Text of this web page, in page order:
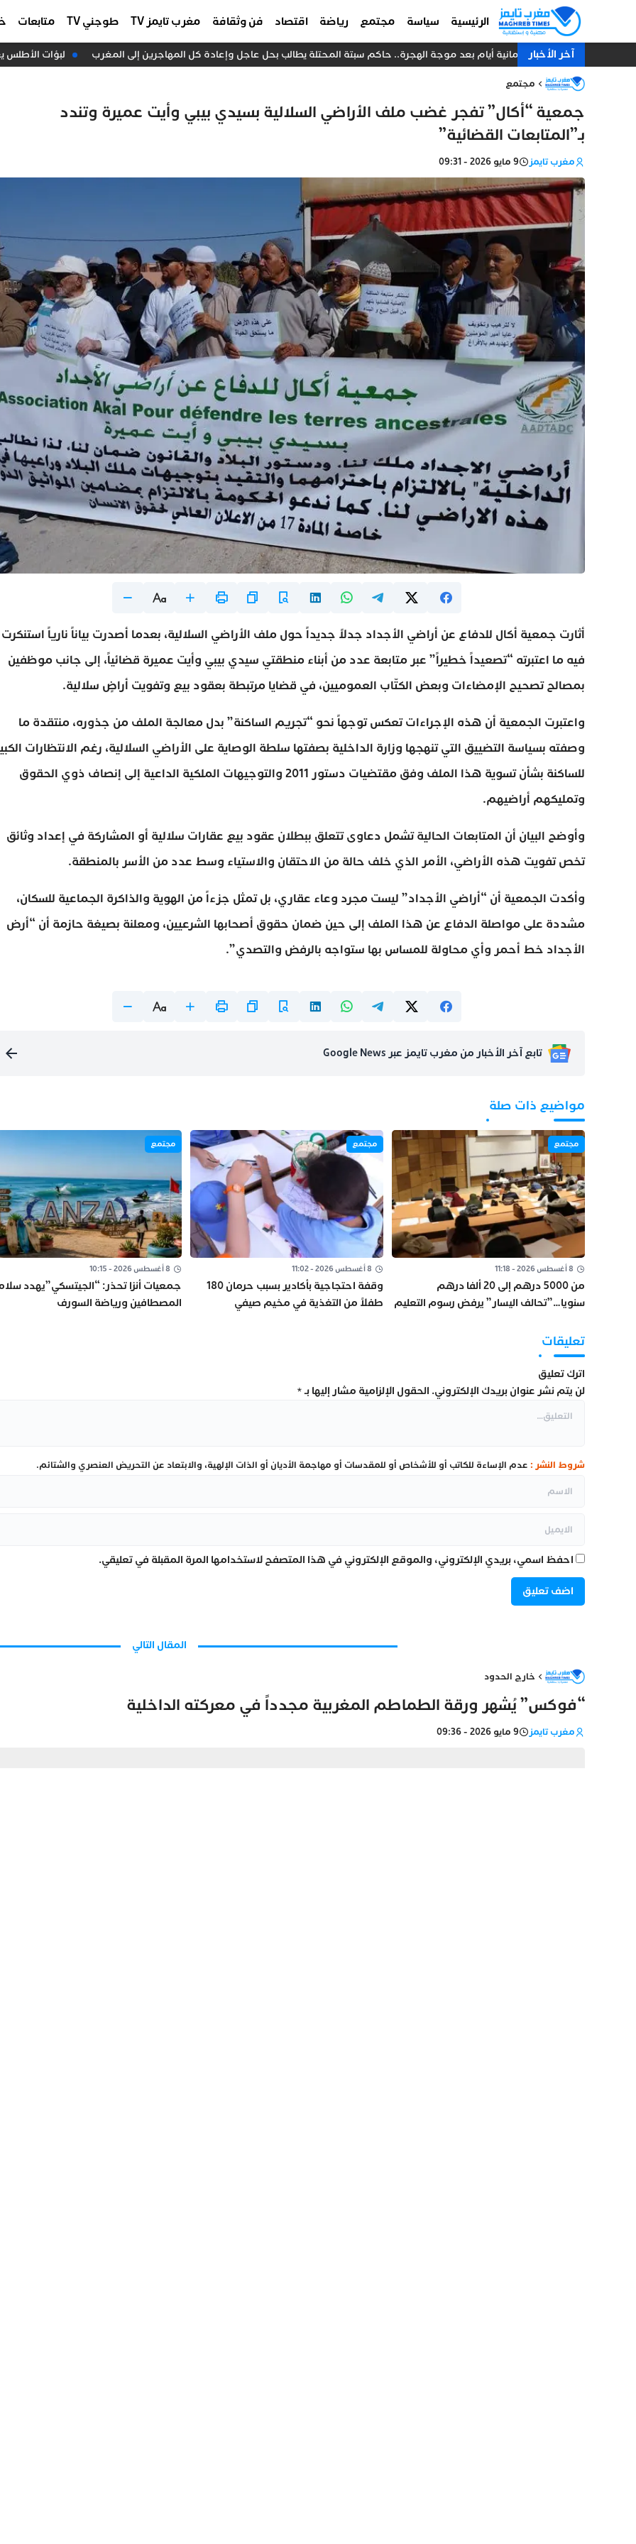
الرئيسية سياسة مجتمع رياضة اقتصاد فن وثقافة مغرب تايمز TV طوجني TV متابعات
آخر الأخبارثمانية أيام بعد موجة الهجرة.. حاكم سبتة المحتلة يطالب بحل عاجل وإعادة كل المهاجرين إلى المغرب لبؤات الأطلس
مجتمع
جمعية “أكال” تفجر غضب ملف الأراضي السلالية بسيدي بيبي وأيت عميرة وتندد
بـ”المتابعات القضائية”
مغرب تايمز 9 مايو 2026 - 09:31
أثارت جمعية أكال للدفاع عن أراضي الأجداد جدلاً جديداً حول ملف الأراضي السلالية، بعدما أصدرت بياناً نارياً استنكرت
فيه ما اعتبرته “تصعيداً خطيراً” عبر متابعة عدد من أبناء منطقتي سيدي بيبي وأيت عميرة قضائياً، إلى جانب موظفين
بمصالح تصحيح الإمضاءات وبعض الكتّاب العموميين، في قضايا مرتبطة بعقود بيع وتفويت أراضٍ سلالية.
واعتبرت الجمعية أن هذه الإجراءات تعكس توجهاً نحو “تجريم الساكنة” بدل معالجة الملف من جذوره، منتقدة ما
وصفته بسياسة التضييق التي تنهجها وزارة الداخلية بصفتها سلطة الوصاية على الأراضي السلالية، رغم الانتظارات
للساكنة بشأن تسوية هذا الملف وفق مقتضيات دستور 2011 والتوجيهات الملكية الداعية إلى إنصاف ذوي الحقوق
وتمليكهم أراضيهم.
وأوضح البيان أن المتابعات الحالية تشمل دعاوى تتعلق ببطلان عقود بيع عقارات سلالية أو المشاركة في إعداد وثائق
تخص تفويت هذه الأراضي، الأمر الذي خلف حالة من الاحتقان والاستياء وسط عدد من الأسر بالمنطقة.
وأكدت الجمعية أن “أراضي الأجداد” ليست مجرد وعاء عقاري، بل تمثل جزءاً من الهوية والذاكرة الجماعية للسكان،
مشددة على مواصلة الدفاع عن هذا الملف إلى حين ضمان حقوق أصحابها الشرعيين، ومعلنة بصيغة حازمة أن “أرض
الأجداد خط أحمر وأي محاولة للمساس بها ستواجه بالرفض والتصدي”.
تابع آخر الأخبار من مغرب تايمز عبر Google News
مواضيع ذات صلة
مجتمع
8 أغسطس 2026 - 11:18
من 5000 درهم إلى 20 ألفا درهم
سنويا…”تحالف اليسار” يرفض رسوم التعليم
مجتمع
8 أغسطس 2026 - 11:02
وقفة احتجاجية بأكادير بسبب حرمان 180
طفلاً من التغذية في مخيم صيفي
مجتمع
8 أغسطس 2026 - 10:15
جمعيات أنزا تحذر: “الجيتسكي”يهدد
المصطافين ورياضة السورف
تعليقات
اترك تعليق
لن يتم نشر عنوان بريدك الإلكتروني. الحقول الإلزامية مشار إليها بـ*
شروط النشر : عدم الإساءة للكاتب أو للأشخاص أو للمقدسات أو مهاجمة الأديان أو الذات الإلهية، والابتعاد عن التحريض العنصري والشتائم.
احفظ اسمي، بريدي الإلكتروني، والموقع الإلكتروني في هذا المتصفح لاستخدامها المرة المقبلة في تعليقي.
المقال التالي
خارج الحدود
“فوكس” يُشهر ورقة الطماطم المغربية مجدداً في معركته الداخلية
مغرب تايمز 9 مايو 2026 - 09:36